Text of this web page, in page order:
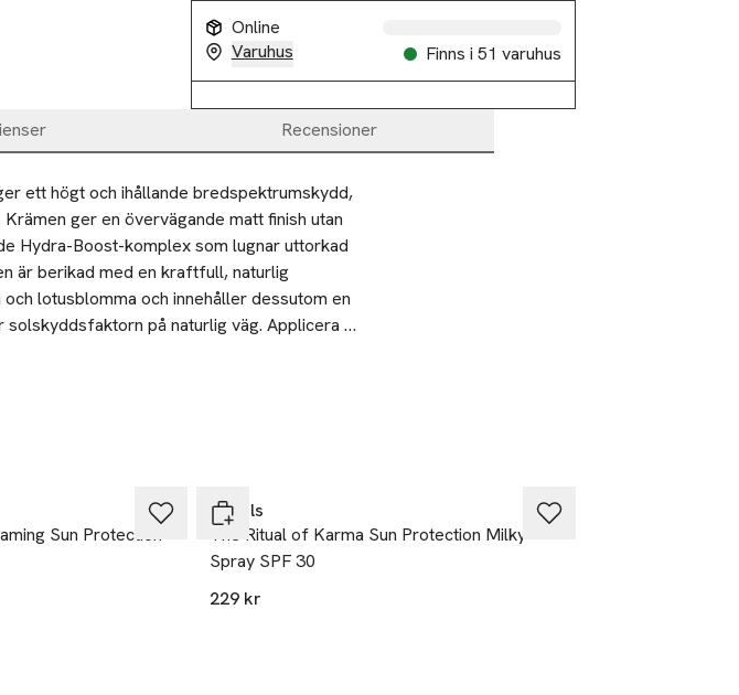
Online
Varuhus
Finns i 51 varuhus
Recensioner
ett högt och ihållande bredspektrumskydd,
ger en övervägande matt finish utan
Hydra-Boost-komplex som lugnar uttorkad
är berikad med en kraftfull, naturlig
lotusblomma och innehåller dessutom en
på naturlig väg. Applicera
och UVB-strålar, även när det är molnigt
Sun Protection
Rituals
The Ritual of Karma Sun Protection Milky
Spray SPF 30
229 kr